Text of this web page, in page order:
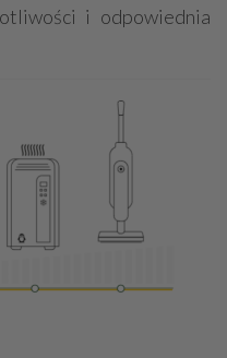
i odpowiednia